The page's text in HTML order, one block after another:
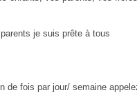
je suis prête à tous
de fois par jour/ semaine